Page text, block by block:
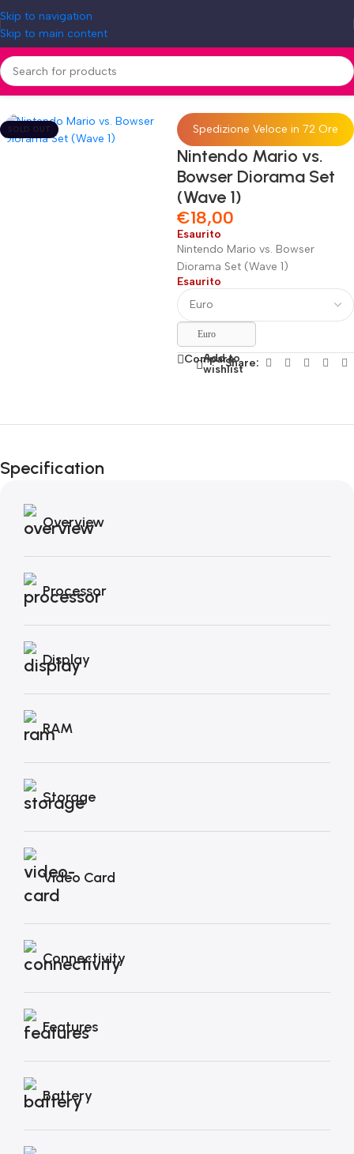
Skip to navigation
Skip to main content
Home»Shop»Nintendo Mario vs. Bowser Diorama Set (Wave 1)
SOLD OUT Spedizione Veloce in 72 Ore
Nintendo Mario vs.
Bowser Diorama Set
(Wave 1)
€18,00
Esaurito
Nintendo Mario vs. Bowser
Diorama Set (Wave 1)
Esaurito
Euro
Compare
Add to
wishlistShare:
Fino al 12 Ottobre...
Autunno!
Specification
Overview
Processor
Display
RAM
Storage
Video Card
Connectivity
Features
Battery